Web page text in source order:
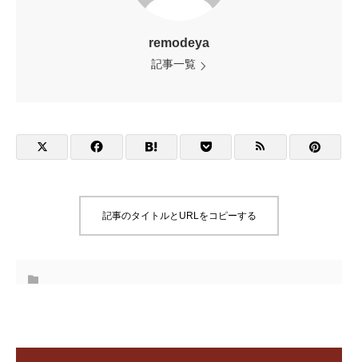
remodeya
記事一覧
記事のタイトルとURLをコピーする